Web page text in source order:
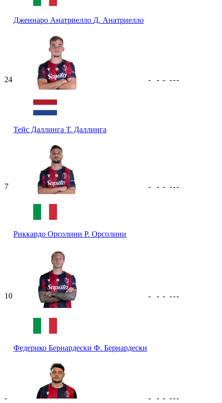
Дженнаро Анатриелло Д. Анатриелло
24
Тейс Даллинга Т. Даллинга
- - - ---
7
Риккардо Орсолини Р. Орсолини
- - - ---
10
Федерико Бернардески Ф. Бернардески
- - - ---
- - - - ---